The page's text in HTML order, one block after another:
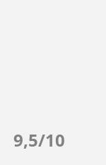
9,5/10